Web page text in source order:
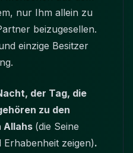
nur Ihm allein zu
beizugesellen.
einzige Besitzer
der Tag, die
zu den
Allahs (die Seine
Erhabenheit zeigen).